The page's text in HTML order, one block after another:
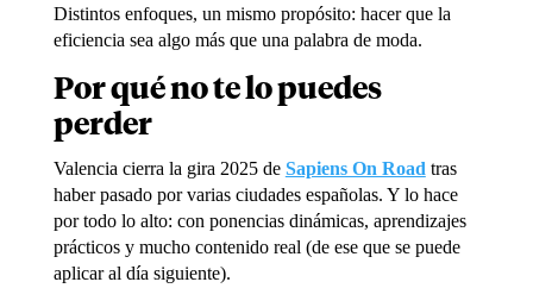
Distintos enfoques, un mismo propósito: hacer que la
eficiencia sea algo más que una palabra de moda.
Por qué no te lo puedes
perder
Valencia cierra la gira 2025 de Sapiens On Road tras
haber pasado por varias ciudades españolas. Y lo hace
por todo lo alto: con ponencias dinámicas, aprendizajes
prácticos y mucho contenido real (de ese que se puede
aplicar al día siguiente).